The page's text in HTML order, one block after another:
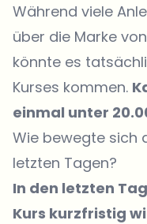
Während viele
über die Marke
könnte es
Kurses kommen.
einmal unter
Wie bewegte sich
letzten Tagen?
In den letzten
Kurs kurzfristig